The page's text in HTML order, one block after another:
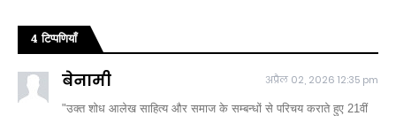
4 टिप्पणियाँ
बेनामी अप्रैल 02, 2026 12:35 pm
"उक्त शोध आलेख साहित्य और समाज के सम्बन्धों से परिचय कराते हुए 21वीं